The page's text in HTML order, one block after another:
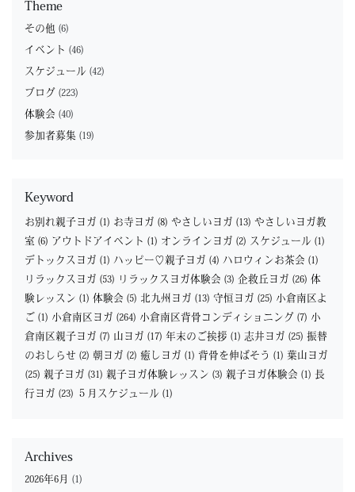
Theme
その他 (6)
イベント (46)
スケジュール (42)
ブログ (223)
体験会 (40)
参加者募集 (19)
Keyword
お別れ親子ヨガ (1) お寺ヨガ (8) やさしいヨガ (13) やさしいヨガ教
室 (6) アウトドアイベント (1) オンラインヨガ (2) スケジュール (1)
デトックスヨガ (1) ハッピー♡親子ヨガ (4) ハロウィンお茶会 (1)
リラックスヨガ (53) リラックスヨガ体験会 (3) 企救丘ヨガ (26) 体
験レッスン (1) 体験会 (5) 北九州ヨガ (13) 守恒ヨガ (25) 小倉南区よ
ご (1) 小倉南区ヨガ (264) 小倉南区背骨コンディショニング (7) 小
倉南区親子ヨガ (7) 山ヨガ (17) 年末のご挨拶 (1) 志井ヨガ (25) 振替
のおしらせ (2) 朝ヨガ (2) 癒しヨガ (1) 背骨を伸ばそう (1) 葉山ヨガ
(25) 親子ヨガ (31) 親子ヨガ体験レッスン (3) 親子ヨガ体験会 (1) 長
行ヨガ (23) ５月スケジュール (1)
Archives
2026年6月 (1)